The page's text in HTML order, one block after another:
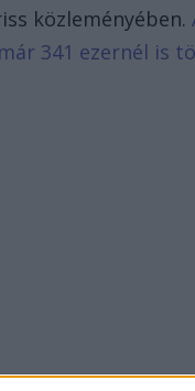
közleményében.
341 ezernél is